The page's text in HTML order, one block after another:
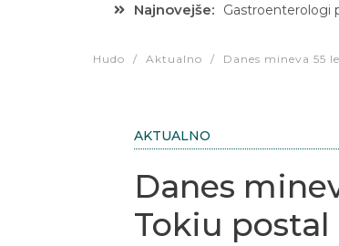
Najnovejše: Hibernacijska
Hudo / Aktualno / Danes mineva 55
AKTUALNO
Danes
Tokiu